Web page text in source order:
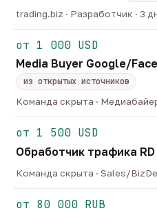
trading.biz · Разработчик · 3
от 1 000 USD
Media Buyer Google/
из открытых источников
Команда скрыта ·
от 1 500 USD
Обработчик трафика
Команда скрыта · Sales/
от 80 000 RUB